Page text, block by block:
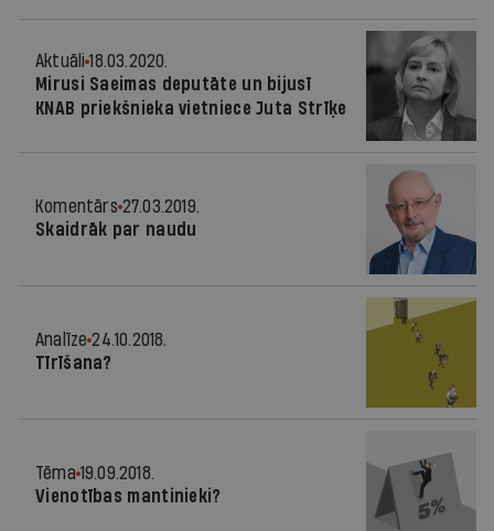
Aktuāli 18.03.2020.
Mirusi Saeimas deputāte un bijusī
KNAB priekšnieka vietniece Juta Strīķe
Komentārs 27.03.2019.
Skaidrāk par naudu
Analīze 24.10.2018.
Tīrīšana?
Tēma 19.09.2018.
Vienotības mantinieki?